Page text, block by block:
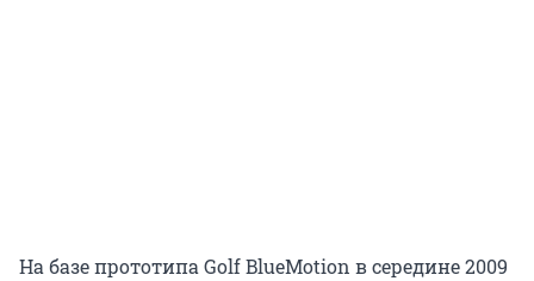
На базе прототипа Golf BlueMotion в середине 2009